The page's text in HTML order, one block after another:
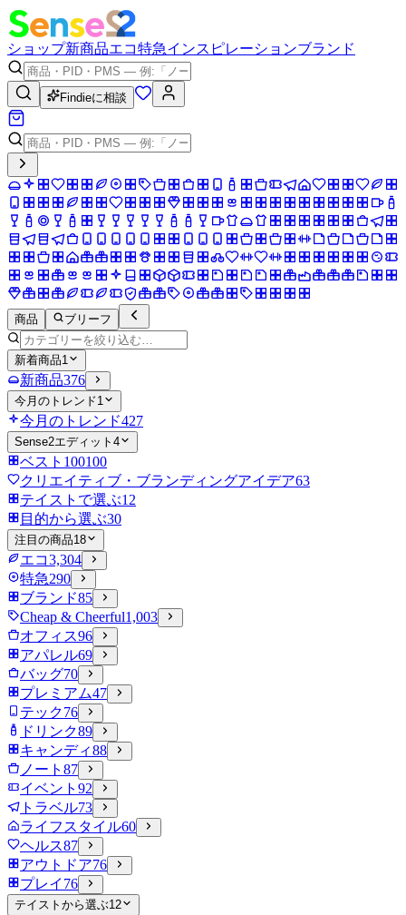
ショップ新商品エコ特急インスピレーションブランド
Findieに相談
商品 ブリーフ
新着商品1
新商品376
今月のトレンド1
今月のトレンド427
Sense2エディット 4
ベスト100100
クリエイティブ・ブランディングアイデア63
テイストで選ぶ12
目的から選ぶ30
注目の商品18
エコ3,304
特急290
ブランド85
Cheap & Cheerful1,003
オフィス96
アパレル69
バッグ70
プレミアム47
テック76
ドリンク89
キャンディ88
ノート 87
イベント 92
トラベル73
ライフスタイル60
ヘルス87
アウトドア76
プレイ 76
テイストから選ぶ12